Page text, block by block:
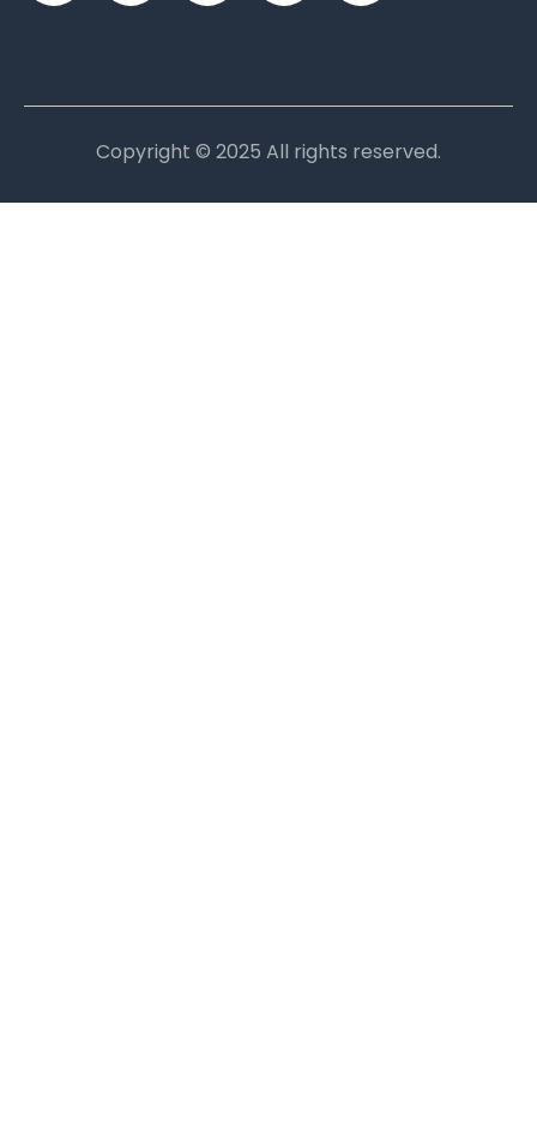
Copyright © 2025 All rights reserved.